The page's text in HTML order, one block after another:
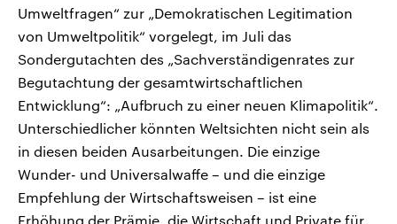
Umweltfragen“ zur „Demokratischen Legitimation
von Umweltpolitik“ vorgelegt, im Juli das
Sondergutachten des „Sachverständigenrates zur
Begutachtung der gesamtwirtschaftlichen
Entwicklung“: „Aufbruch zu einer neuen Klimapolitik“.
Unterschiedlicher könnten Weltsichten nicht sein als
in diesen beiden Ausarbeitungen. Die einzige
Wunder- und Universalwaffe – und die einzige
Empfehlung der Wirtschaftsweisen – ist eine
Erhöhung der Prämie, die Wirtschaft und Private für